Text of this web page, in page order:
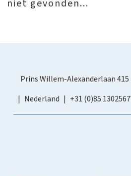
niet gevonden...
Prins Willem-Alexanderlaan 415
Nederland
+31 (0)85 1302567